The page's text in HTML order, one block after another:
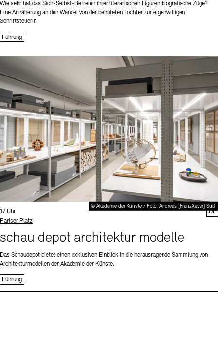
Wie sehr hat das Sich-Selbst-Befreien ihrer literarischen Figuren biografische Züge?
Eine Annäherung an den Wandel von der behüteten Tochter zur eigenwilligen
Schriftstellerin.
Führung
© Akademie der Künste / Foto: Andreas [FranzXaver] Süß
Uhrzeit:
17 Uhr
Standort
Pariser Platz
schau depot architektur modelle
Das Schaudepot bietet einen exklusiven Einblick in die herausragende Sammlung von
Architekturmodellen der Akademie der Künste.
Führung
DE